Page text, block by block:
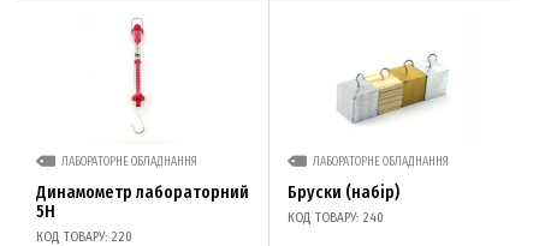
ЛАБОРАТОРНЕ ОБЛАДНАННЯ
Динамометр лабораторний
5Н
КОД ТОВАРУ: 220
ЛАБОРАТОРНЕ ОБЛАДНАННЯ
Бруски (набір)
КОД ТОВАРУ: 240